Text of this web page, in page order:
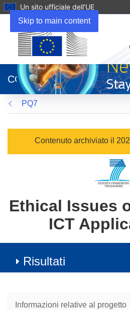
Skip to main content
Un sito ufficiale dell’UE
apre
in
una
nuova
finestra)
CORDIS
PQ7
Contenuto archiviato il
Ethical Issues
ICT
Risultati
Informazioni relative al progetto